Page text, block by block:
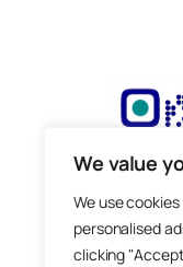
We value
We use
personalised
clicking